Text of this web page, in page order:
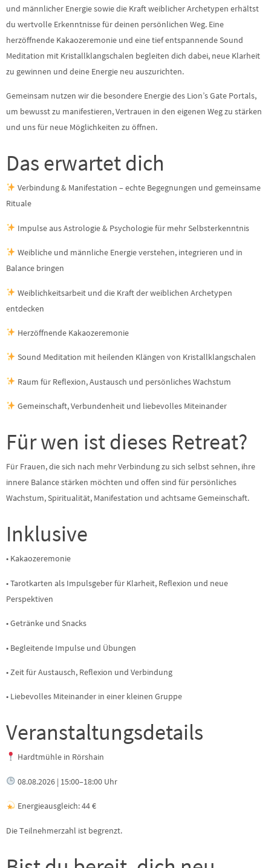
und männlicher Energie sowie die Kraft weiblicher Archetypen erhältst
du wertvolle Erkenntnisse für deinen persönlichen Weg. Eine
herzöffnende Kakaozeremonie und eine tief entspannende Sound
Meditation mit Kristallklangschalen begleiten dich dabei, neue Klarheit
zu gewinnen und deine Energie neu auszurichten.
Gemeinsam nutzen wir die besondere Energie des Lion’s Gate Portals,
um bewusst zu manifestieren, Vertrauen in den eigenen Weg zu stärken
und uns für neue Möglichkeiten zu öffnen.
Das erwartet dich
Verbindung & Manifestation – echte Begegnungen und gemeinsame
Rituale
Impulse aus Astrologie & Psychologie für mehr Selbsterkenntnis
Weibliche und männliche Energie verstehen, integrieren und in
Balance bringen
Weiblichkeitsarbeit und die Kraft der weiblichen Archetypen
entdecken
Herzöffnende Kakaozeremonie
Sound Meditation mit heilenden Klängen von Kristallklangschalen
Raum für Reflexion, Austausch und persönliches Wachstum
Gemeinschaft, Verbundenheit und liebevolles Miteinander
Für wen ist dieses Retreat?
Für Frauen, die sich nach mehr Verbindung zu sich selbst sehnen, ihre
innere Balance stärken möchten und offen sind für persönliches
Wachstum, Spiritualität, Manifestation und achtsame Gemeinschaft.
Inklusive
• Kakaozeremonie
• Tarotkarten als Impulsgeber für Klarheit, Reflexion und neue
Perspektiven
• Getränke und Snacks
• Begleitende Impulse und Übungen
• Zeit für Austausch, Reflexion und Verbindung
• Liebevolles Miteinander in einer kleinen Gruppe
Veranstaltungsdetails
Hardtmühle in Rörshain
08.08.2026 | 15:00–18:00 Uhr
Energieausgleich: 44 €
Die Teilnehmerzahl ist begrenzt.